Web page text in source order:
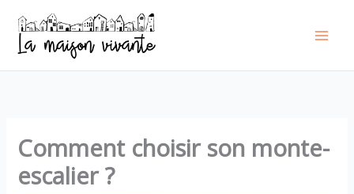
contenu
Comment choisir son monte-
escalier ?